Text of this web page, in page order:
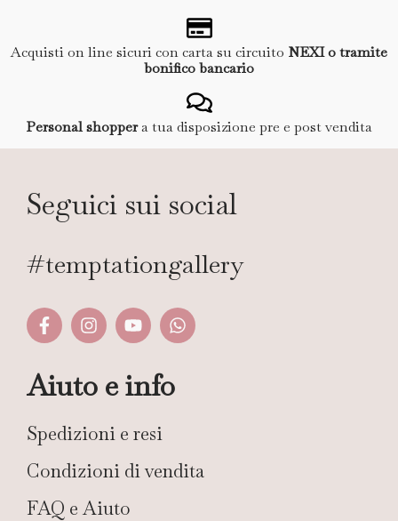
Acquisti on line sicuri con carta su circuito NEXI o tramite
bonifico bancario
Personal shoppera tua disposizione pre e post vendita
Seguici sui social
#temptationgallery
Aiuto e info
Spedizioni e resi
Condizioni di vendita
FAQ e Aiuto